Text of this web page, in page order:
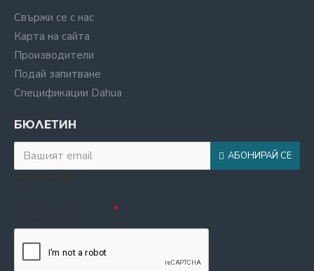
Свържи се с нас
Карта на сайта
Производители
Подай запитване
Спецификации Dahua
БЮЛЕТИН
АБОНИРАЙ СЕ